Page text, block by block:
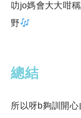
叻jo媽會大大咁
野
總結
所以呀b夠訓開